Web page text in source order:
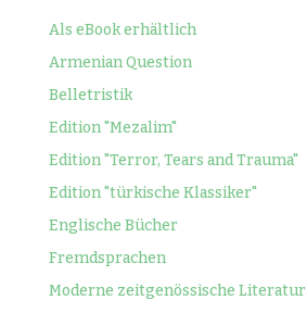
Als eBook erhältlich
Armenian Question
Belletristik
Edition "Mezalim"
Edition "Terror, Tears and Trauma"
Edition "türkische Klassiker"
Englische Bücher
Fremdsprachen
Moderne zeitgenössische Literatur